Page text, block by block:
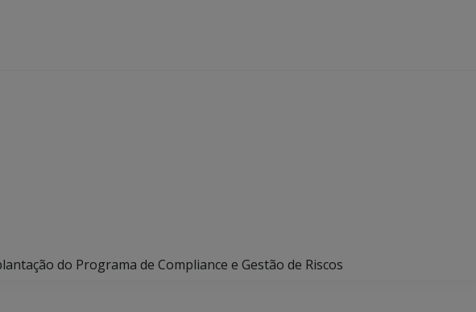
do Programa de Compliance e Gestão de Riscos